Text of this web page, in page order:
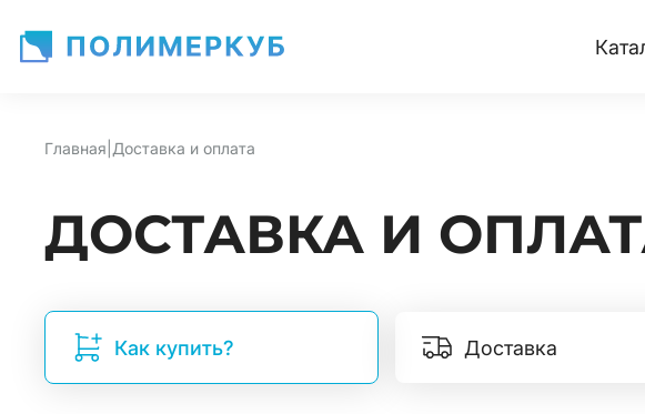
Главная Доставка и оплата
ДОСТАВКА И
Как купить? Доставка